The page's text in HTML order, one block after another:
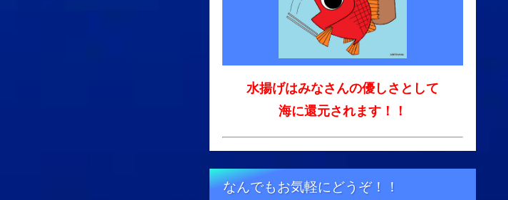
水揚げはみなさんの優しさとして
海に還元されます！！
なんでもお気軽にどうぞ！！